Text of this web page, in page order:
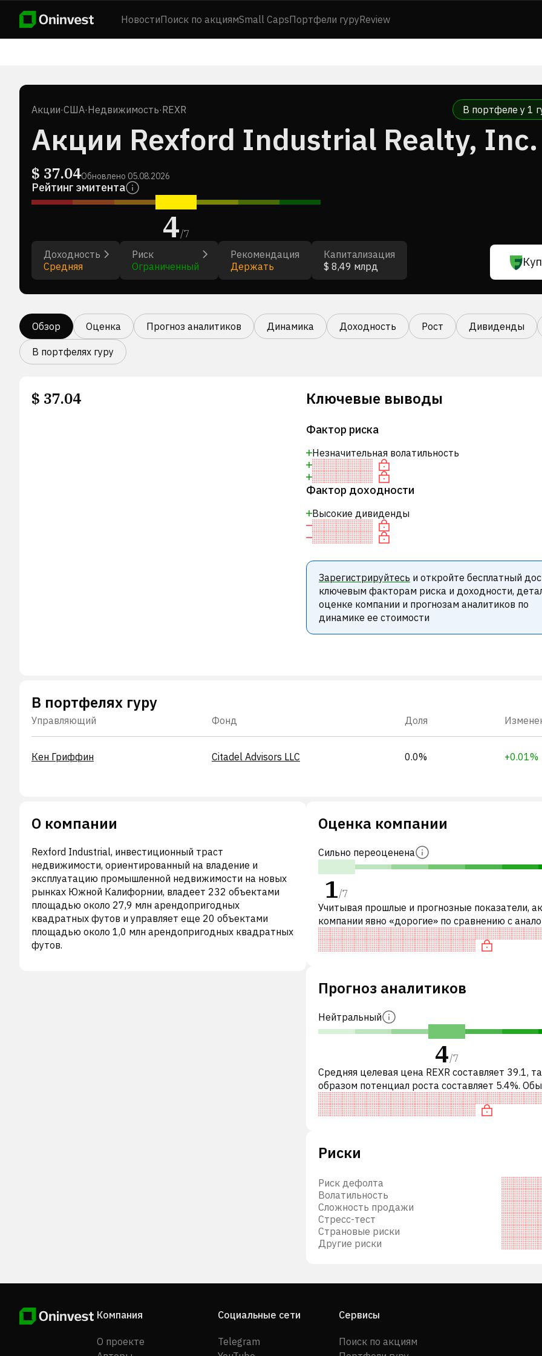
НовостиПоиск по акциямSmall CapsПортфели гуруReview
Акции·США·Недвижимость·REXR В портфеле у 1
Акции Rexford Industrial Realty, Inc.
$ 37.04Обновлено 05.08.2026
Рейтинг эмитента
4/7
Доходность
Средняя
Риск
Ограниченный
Рекомендация
Держать
Капитализация
$ 8,49 млрд
Обзор Оценка Прогноз аналитиков Динамика Доходность Рост Дивиденды
В портфелях гуру
$ 37.04 Ключевые выводы
Фактор риска
Незначительная волатильность
Фактор доходности
Высокие дивиденды
Зарегистрируйтесь и откройте бесплатный
ключевым факторам риска и доходности,
оценке компании и прогнозам аналитиков по
динамике ее стоимости
В портфелях гуру
Управляющий Фонд Доля
Кен Гриффин Citadel Advisors LLC 0.0% +0.01%
О компании
Rexford Industrial, инвестиционный траст
недвижимости, ориентированный на владение и
эксплуатацию промышленной недвижимости на новых
рынках Южной Калифорнии, владеет 232 объектами
площадью около 27,9 млн арендопригодных
квадратных футов и управляет еще 20 объектами
площадью около 1,0 млн арендопригодных квадратных
футов.
Оценка компании
Сильно переоценена
1/7
Учитывая прошлые и прогнозные показатели,
компании явно «дорогие» по сравнению с
компаниями. В частности, акция «дорогая» по
нейтрально оценена по
Прогноз аналитиков
Нейтральный
4/7
Средняя целевая цена REXR составляет 39.1,
образом потенциал роста составляет 5.4%.
означает рекомендацию «ДЕРЖАТЬ» среди
инвестиционных компаний. Эта не
Риски
Риск дефолта
Волатильность
Сложность продажи
Стресс-тест
Страновые риски
Другие риски
Компания
О проекте
Социальные сети
Telegram
Сервисы
Поиск по акциям